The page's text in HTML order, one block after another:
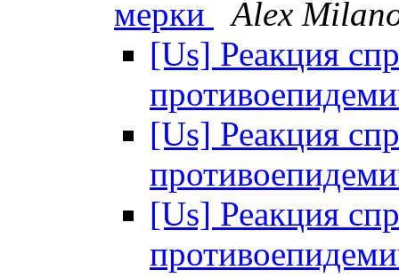
мерки
Alex
[Us] Реакция
[Us] Реакция
[Us] Реакция